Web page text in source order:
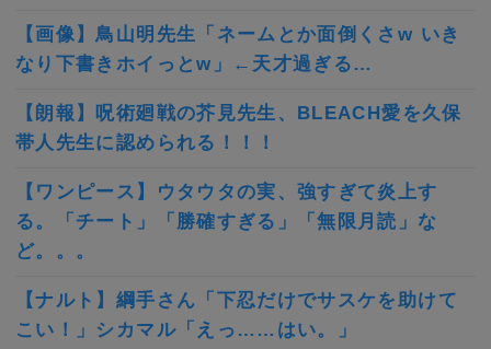
【画像】鳥山明先生「ネームとか面倒くさw いき
なり下書きホイっとw」←天才過ぎる…
【朗報】呪術廻戦の芥見先生、BLEACH愛を久保
帯人先生に認められる！！！
【ワンピース】ウタウタの実、強すぎて炎上す
る。「チート」「勝確すぎる」「無限月読」な
ど。。。
【ナルト】綱手さん「下忍だけでサスケを助けて
こい！」シカマル「えっ……はい。」